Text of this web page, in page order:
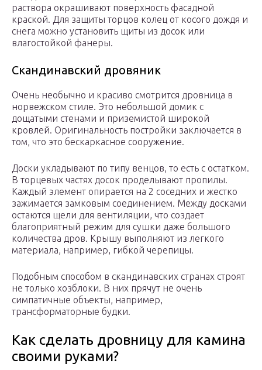
раствора окрашивают поверхность фасадной
краской. Для защиты торцов колец от косого дождя и
снега можно установить щиты из досок или
влагостойкой фанеры.
Скандинавский дровяник
Очень необычно и красиво смотрится дровница в
норвежском стиле. Это небольшой домик с
дощатыми стенами и приземистой широкой
кровлей. Оригинальность постройки заключается в
том, что это бескаркасное сооружение.
Доски укладывают по типу венцов, то есть с остатком.
В торцевых частях досок проделывают пропилы.
Каждый элемент опирается на 2 соседних и жестко
зажимается замковым соединением. Между досками
остаются щели для вентиляции, что создает
благоприятный режим для сушки даже большого
количества дров. Крышу выполняют из легкого
материала, например, гибкой черепицы.
Подобным способом в скандинавских странах строят
не только хозблоки. В них прячут не очень
симпатичные объекты, например,
трансформаторные будки.
Как сделать дровницу для камина
своими руками?